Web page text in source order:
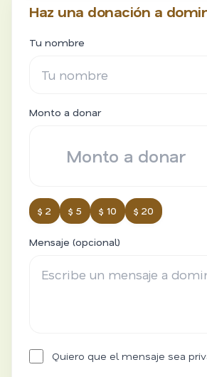
Haz una donación a
Tu nombre
Monto a donar
$ 2 $ 5 $ 10 $ 20
Mensaje (opcional)
Quiero que el mensaje sea